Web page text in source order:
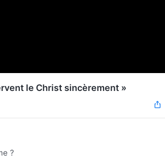
le Christ sincèrement »
?